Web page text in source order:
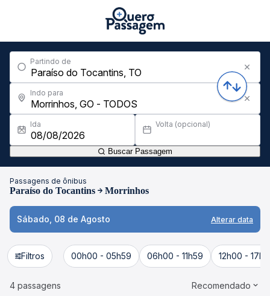
Partindo de
Indo para
Ida Volta (opcional)
Buscar Passagem
Passagens de ônibus
Paraíso do Tocantins Morrinhos
Sábado, 08 de Agosto Alterar data
Filtros 00h00 - 05h59 06h00 - 11h59 12h00 -
4 passagens Recomendado